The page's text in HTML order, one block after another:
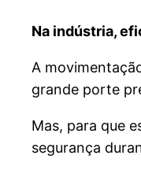
Na indústria,
A
grande porte
Mas, para que
segurança